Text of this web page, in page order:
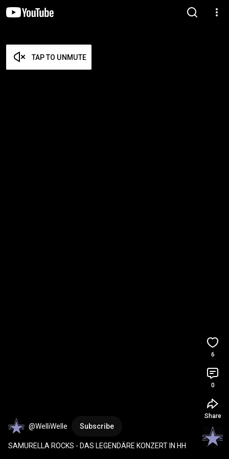
TAP TO UNMUTE
@WelliWelle Subscribe
SAMURELLA ROCKS - DAS LEGENDÄRE KONZERT IN HH
6
0
Share